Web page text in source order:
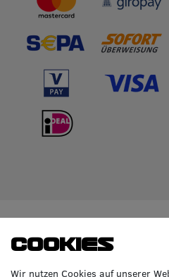
GERNE!
Cookies
Wir nutzen Cookies auf unserer